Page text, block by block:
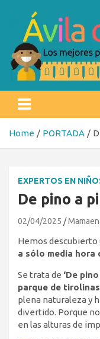
content
Ávila con
Home PORTADA
EXPERTOS EN
De pino a
02/04/2025
Hemos descubierto
a sólo media hora
Se trata de ‘De
parque de tirolinas
plena naturaleza y
divertido. Porque
en las alturas de